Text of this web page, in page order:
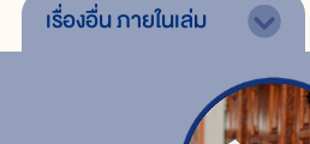
เรื่องอื่นภายในเล่ม